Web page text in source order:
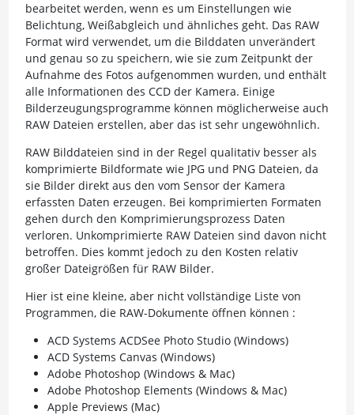
bearbeitet werden, wenn es um Einstellungen wie
Belichtung, Weißabgleich und ähnliches geht. Das RAW
Format wird verwendet, um die Bilddaten unverändert
und genau so zu speichern, wie sie zum Zeitpunkt der
Aufnahme des Fotos aufgenommen wurden, und enthält
alle Informationen des CCD der Kamera. Einige
Bilderzeugungsprogramme können möglicherweise auch
RAW Dateien erstellen, aber das ist sehr ungewöhnlich.
RAW Bilddateien sind in der Regel qualitativ besser als
komprimierte Bildformate wie JPG und PNG Dateien, da
sie Bilder direkt aus den vom Sensor der Kamera
erfassten Daten erzeugen. Bei komprimierten Formaten
gehen durch den Komprimierungsprozess Daten
verloren. Unkomprimierte RAW Dateien sind davon nicht
betroffen. Dies kommt jedoch zu den Kosten relativ
großer Dateigrößen für RAW Bilder.
Hier ist eine kleine, aber nicht vollständige Liste von
Programmen, die RAW-Dokumente öffnen können :
ACD Systems ACDSee Photo Studio (Windows)
ACD Systems Canvas (Windows)
Adobe Photoshop (Windows & Mac)
Adobe Photoshop Elements (Windows & Mac)
Apple Previews (Mac)